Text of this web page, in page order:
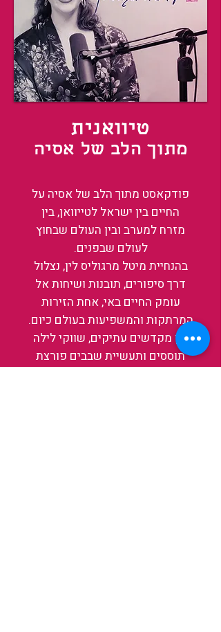
טיוואנית
מתוך הלב של אסיה
פודקאסט מתוך הלב של אסיה על
החיים בין ישראל לטייוואן, בין
מזרח למערב ובין העולם שבחוץ
לעולם שבפנים.
בהנחיית מיטל מרגוליס לין, נצלול
דרך סיפורים, תובנות ושיחות אל
עומק החיים באי, אחת הזירות
המרתקות והמשפיעות בעולם כיום.
בין מקדשים עתיקים, שווקי לילה
תוססים ותעשיית שבבים פורצת